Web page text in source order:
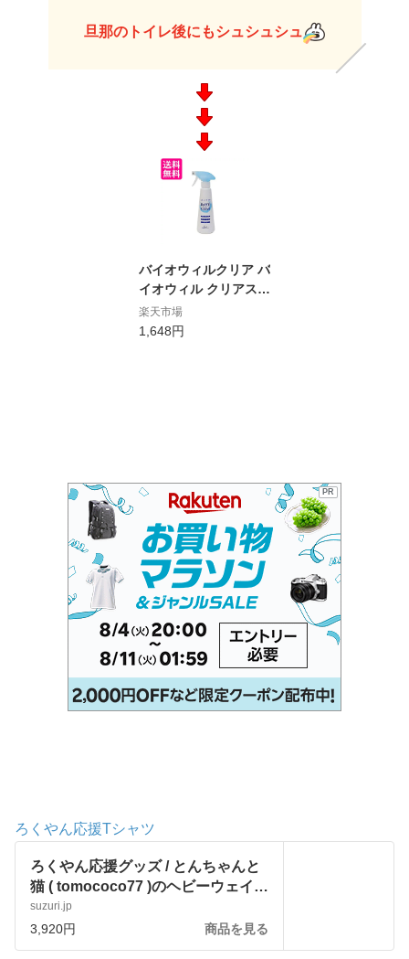
旦那のトイレ後にもシュシュシュ
バイオウィルクリア バ
イオウィル クリアスプ
レー 300ml 送料無料
楽天市場
1,648円
PR
ろくやん応援Tシャツ
ろくやん応援グッズ / とんちゃんと
猫 ( tomococo77 )のヘビーウェイト
Tシャツ通販 ∞ SUZURI（スズリ）
suzuri.jp
3,920円 商品を見る